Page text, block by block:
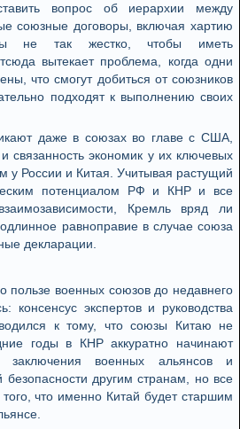
вопрос об иерархии между
союзные договоры, включая хартию
не так жестко, чтобы иметь
вытекает проблема, когда одни
что смогут добиться от союзников
подходят к выполнению своих
даже в союзах во главе с США,
связанность экономик у их ключевых
у России и Китая. Учитывая растущий
потенциалом РФ и КНР и все
Кремль вряд ли
равноправие в случае союза
декларации.
пользе военных союзов до недавнего
консенсус экспертов и руководства
к тому, что союзы Китаю не
годы в КНР аккуратно начинают
заключения военных альянсов и
безопасности другим странам, но все
того, что именно Китай будет старшим